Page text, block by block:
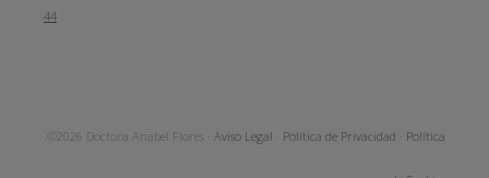
44
©2026 Doctora Anabel Flores · Aviso Legal · Política de Privacidad · Política